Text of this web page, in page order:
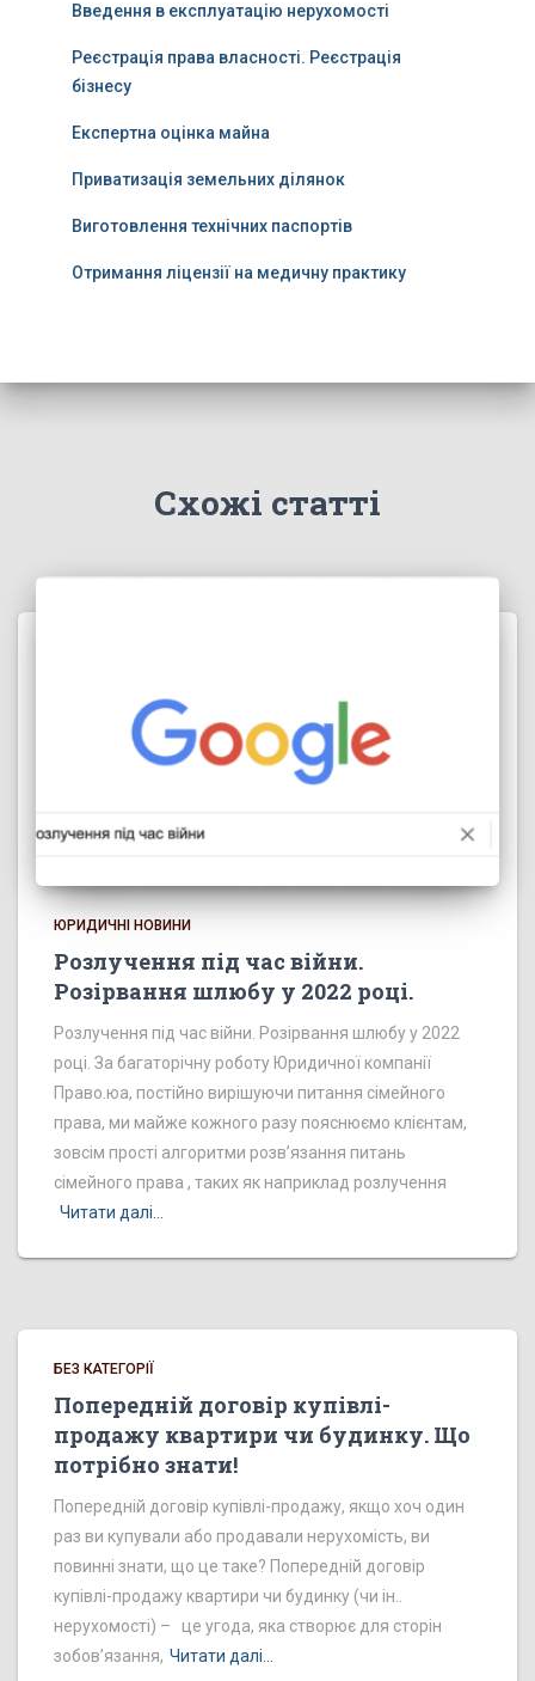
Введення в експлуатацію нерухомості
Реєстрація права власності. Реєстрація
бізнесу
Експертна оцінка майна
Приватизація земельних ділянок
Виготовлення технічних паспортів
Отримання ліцензії на медичну практику
Схожі статті
ЮРИДИЧНІ НОВИНИ
Розлучення під час війни.
Розірвання шлюбу у 2022 році.
Розлучення під час війни. Розірвання шлюбу у 2022
році. За багаторічну роботу Юридичної компанії
Право.юа, постійно вирішуючи питання сімейного
права, ми майже кожного разу пояснюємо клієнтам,
зовсім прості алгоритми розв’язання питань
сімейного права , таких як наприклад розлучення
Читати далі…
БЕЗ КАТЕГОРІЇ
Попередній договір купівлі-
продажу квартири чи будинку. Що
потрібно знати!
Попередній договір купівлі-продажу, якщо хоч один
раз ви купували або продавали нерухомість, ви
повинні знати, що це таке? Попередній договір
купівлі-продажу квартири чи будинку (чи ін..
нерухомості) – це угода, яка створює для сторін
зобов’язання, Читати далі…